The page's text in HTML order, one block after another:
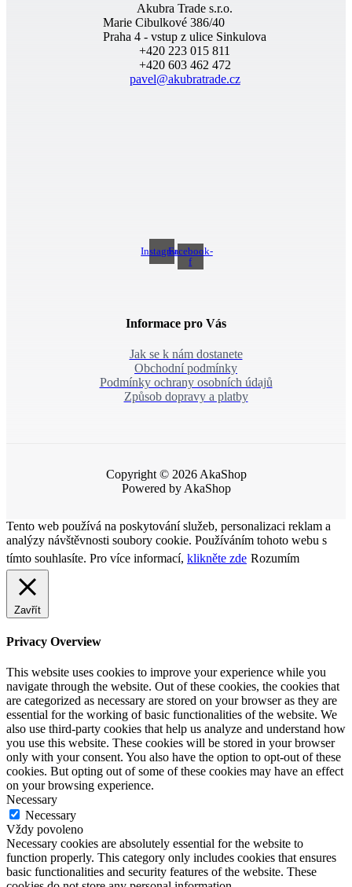
Akubra Trade s.r.o.
Marie Cibulkové 386/40
Praha 4 - vstup z ulice Sinkulova
+420 223 015 811
+420 603 462 472
pavel@akubratrade.cz
InstagramFacebook-
f
Informace pro Vás
Jak se k nám dostanete
Obchodní podmínky
Podmínky ochrany osobních údajů
Způsob dopravy a platby
Copyright © 2026 AkaShop
Powered by AkaShop
Tento web používá na poskytování služeb, personalizaci reklam a
analýzy návštěvnosti soubory cookie. Používáním tohoto webu s
tímto souhlasíte. Pro více informací, klikněte zde Rozumím
Zavřít
Privacy Overview
This website uses cookies to improve your experience while you
navigate through the website. Out of these cookies, the cookies that
are categorized as necessary are stored on your browser as they are
essential for the working of basic functionalities of the website. We
also use third-party cookies that help us analyze and understand how
you use this website. These cookies will be stored in your browser
only with your consent. You also have the option to opt-out of these
cookies. But opting out of some of these cookies may have an effect
on your browsing experience.
Necessary
Necessary
Vždy povoleno
Necessary cookies are absolutely essential for the website to
function properly. This category only includes cookies that ensures
basic functionalities and security features of the website. These